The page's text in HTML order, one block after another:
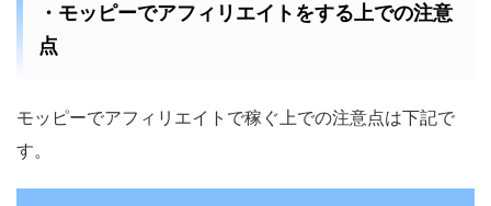
・モッピーでアフィリエイトをする上での注意
点
モッピーでアフィリエイトで稼ぐ上での注意点は下記で
す。